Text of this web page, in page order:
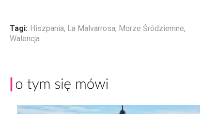
Tagi: Hiszpania, La Malvarrosa, Morze Śródziemne,
Walencja